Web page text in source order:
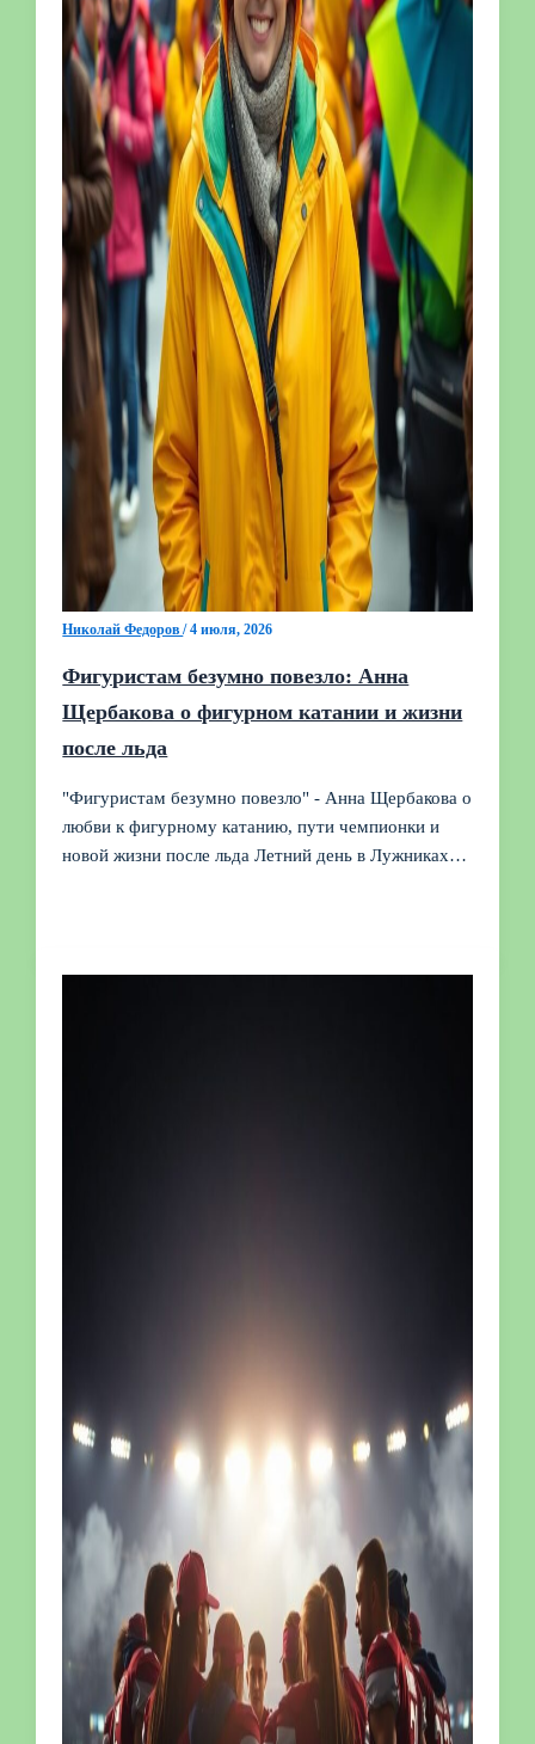
Николай Федоров/4 июля, 2026
Фигуристам безумно повезло: Анна
Щербакова о фигурном катании и жизни
после льда
"Фигуристам безумно повезло" - Анна Щербакова о
любви к фигурному катанию, пути чемпионки и
новой жизни после льда Летний день в Лужниках…